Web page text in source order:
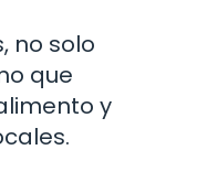
no solo
que
y